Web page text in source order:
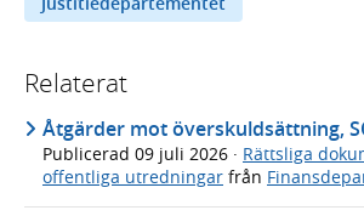
Relaterat
Åtgärder mot överskuldsättning,
Publicerad 09 juli 2026 · Rättsliga
offentliga utredningar från